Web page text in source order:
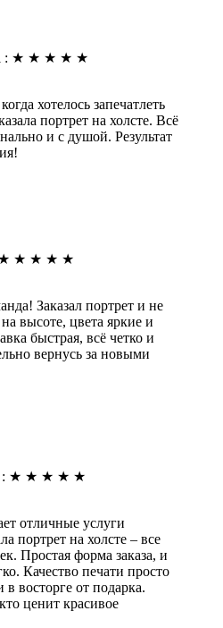
: ★ ★ ★ ★ ★
хотелось запечатлеть
портрет на холсте. Всё
и с душой. Результат
★ ★ ★ ★
Заказал портрет и не
высоте, цвета яркие и
быстрая, всё четко и
вернусь за новыми
: ★ ★ ★ ★ ★
отличные услуги
портрет на холсте – все
Простая форма заказа, и
Качество печати просто
восторге от подарка.
ценит красивое